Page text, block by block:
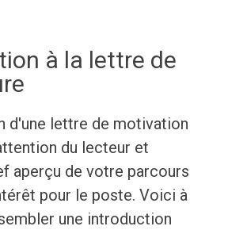
à la lettre de
d'une lettre de motivation
du lecteur et
aperçu de votre parcours
pour le poste. Voici à
une introduction